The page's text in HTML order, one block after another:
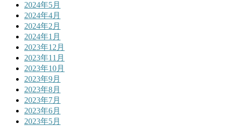
2024年5月
2024年4月
2024年2月
2024年1月
2023年12月
2023年11月
2023年10月
2023年9月
2023年8月
2023年7月
2023年6月
2023年5月